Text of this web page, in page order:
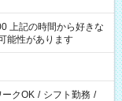
能性があります
ークOK / シフト勤務 /